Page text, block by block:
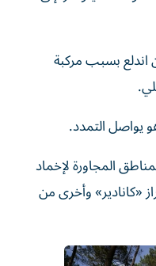
اندلع بسبب مركبة
والمناطق المجاورة لإخماد
«كانادير» وأخرى من